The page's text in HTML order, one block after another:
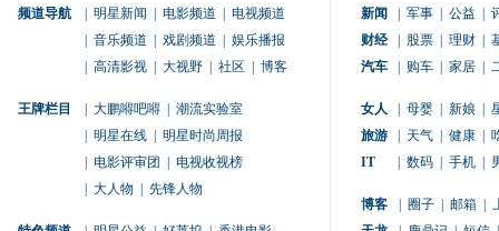
频道导航 明星新闻 电影频道
电视频道
音乐频道 戏剧频道
娱乐播报
高清影视 大视野 社区 博客
王牌栏目 大鹏嘚吧嘚
潮流实验室
明星在线
明星时尚周报
电影评审团
电视收视榜
大人物 先锋人物
新闻 军事 公益
财经
股票 理财
汽车
购车 家居
女人 母婴 新娘
旅游
天气 健康
IT
数码 手机
博客 圈子 邮箱